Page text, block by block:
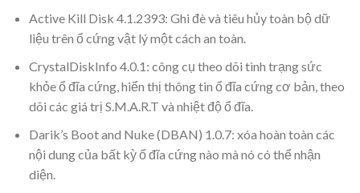
Active Kill Disk 4.1.2393: Ghi đè và tiêu hủy toàn bộ dữ
liệu trên ổ cứng vật lý một cách an toàn.
CrystalDiskInfo 4.0.1: công cụ theo dõi tình trạng sức
khỏe ổ đĩa cứng, hiển thị thông tin ổ đĩa cứng cơ bản, theo
dõi các giá trị S.M.A.R.T và nhiệt độ ổ đĩa.
Darik’s Boot and Nuke (DBAN) 1.0.7: xóa hoàn toàn các
nội dung của bất kỳ ổ đĩa cứng nào mà nó có thể nhận
diện.